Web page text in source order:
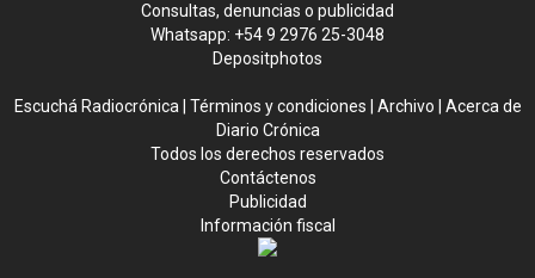
Consultas, denuncias o publicidad
Whatsapp: +54 9 2976 25-3048
Depositphotos
Escuchá Radiocrónica Términos y condiciones Archivo
Acerca de
Diario Crónica
Todos los derechos reservados
Contáctenos
Publicidad
Información fiscal